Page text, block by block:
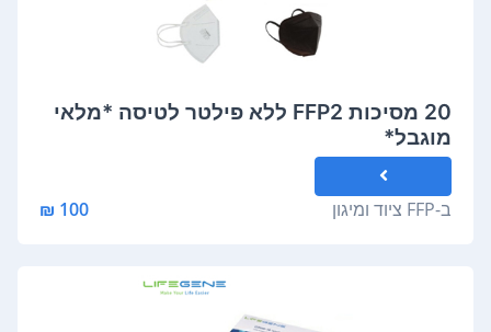
20 מסיכות FFP2 ללא פילטר לטיסה *מלאי
מוגבל*
ב-FFP ציוד ומיגון 100 ₪